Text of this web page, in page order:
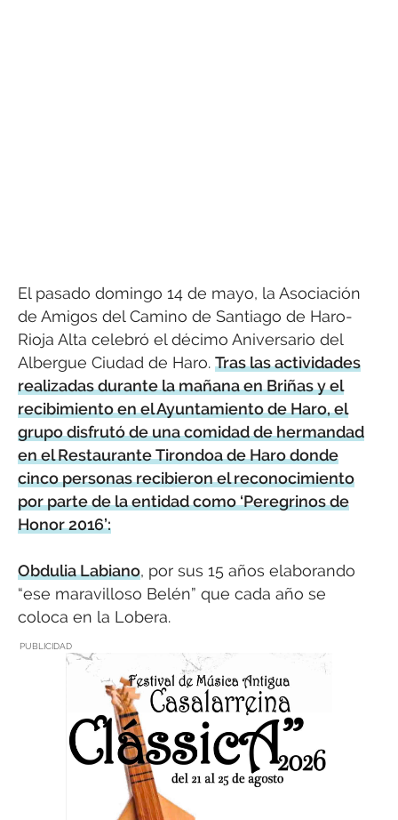
El pasado domingo 14 de mayo, la Asociación
de Amigos del Camino de Santiago de Haro-
Rioja Alta celebró el décimo Aniversario del
Albergue Ciudad de Haro. Tras las actividades
realizadas durante la mañana en Briñas y el
recibimiento en el Ayuntamiento de Haro, el
grupo disfrutó de una comidad de hermandad
en el Restaurante Tirondoa de Haro donde
cinco personas recibieron el reconocimiento
por parte de la entidad como ‘Peregrinos de
Honor 2016’:
Obdulia Labiano, por sus 15 años elaborando
“ese maravilloso Belén” que cada año se
coloca en la Lobera.
PUBLICIDAD